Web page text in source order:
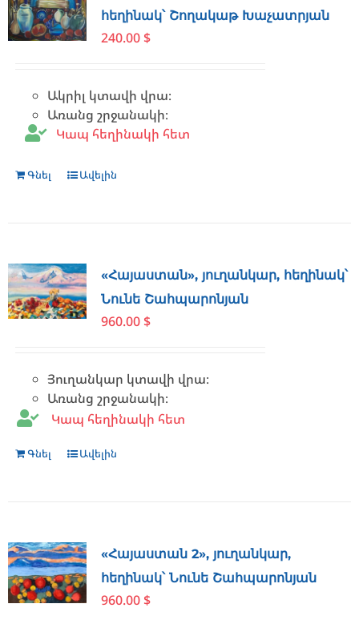
հեղինակ՝ Շողակաթ Խաչատրյան
240.00 $
Ակրիլ կտավի վրա։
Առանց շրջանակի։
Կապ հեղինակի հետ
Գնել Ավելին
«Հայաստան», յուղանկար, հեղինակ՝
Նունե Շահպարոնյան
960.00 $
Յուղանկար կտավի վրա։
Առանց շրջանակի։
Կապ հեղինակի հետ
Գնել Ավելին
«Հայաստան 2», յուղանկար,
հեղինակ՝ Նունե Շահպարոնյան
960.00 $